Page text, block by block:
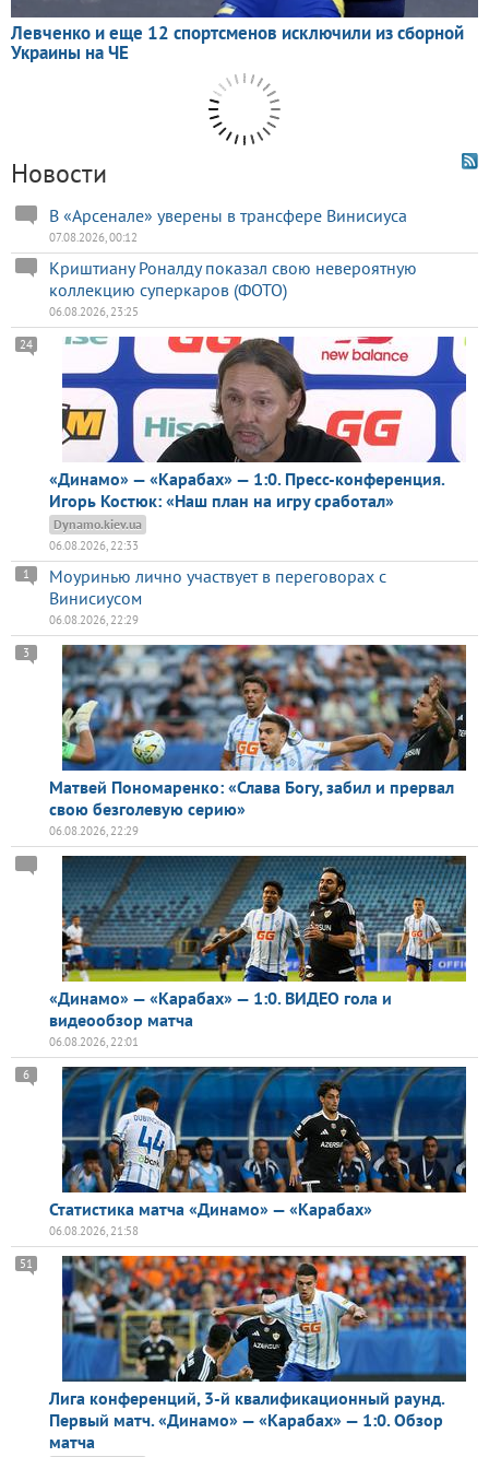
Новости
В «Арсенале» уверены в трансфере Винисиуса
07.08.2026, 00:12
Криштиану Роналду показал свою невероятную
коллекцию суперкаров (ФОТО)
06.08.2026, 23:25
«Динамо» — «Карабах» — 1:0. Пресс-конференция.
Игорь Костюк: «Наш план на игру сработал»
24
Dynamo.kiev.ua
06.08.2026, 22:33
Моуринью лично участвует в переговорах с
Винисиусом
1
06.08.2026, 22:29
Матвей Пономаренко: «Слава Богу, забил и прервал
свою безголевую серию»
3
06.08.2026, 22:29
«Динамо» — «Карабах» — 1:0. ВИДЕО гола и
видеообзор матча
06.08.2026, 22:01
Статистика матча «Динамо» — «Карабах»
6
06.08.2026, 21:58
Лига конференций, 3-й квалификационный раунд.
Первый матч. «Динамо» — «Карабах» — 1:0. Обзор
матча
51